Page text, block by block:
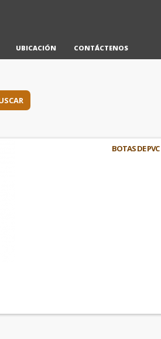
UBICACIÓN CONTÁCTENOS
BOTAS DE PVC